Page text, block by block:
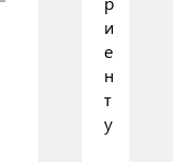
и
е
н
т
у